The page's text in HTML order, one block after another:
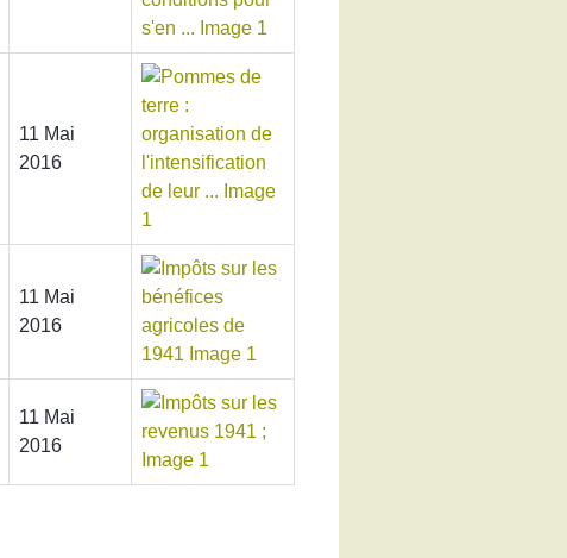
11 Mai
2016
11 Mai
2016
11 Mai
2016